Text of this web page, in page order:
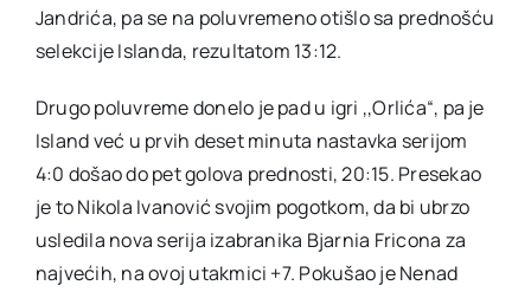
Jandrića, pa se na poluvremeno otišlo sa prednošću
selekcije Islanda, rezultatom 13:12.
Drugo poluvreme donelo je pad u igri ,,Orlića“, pa je
Island već u prvih deset minuta nastavka serijom
4:0 došao do pet golova prednosti, 20:15. Presekao
je to Nikola Ivanović svojim pogotkom, da bi ubrzo
usledila nova serija izabranika Bjarnia Fricona za
najvećih, na ovoj utakmici +7. Pokušao je Nenad